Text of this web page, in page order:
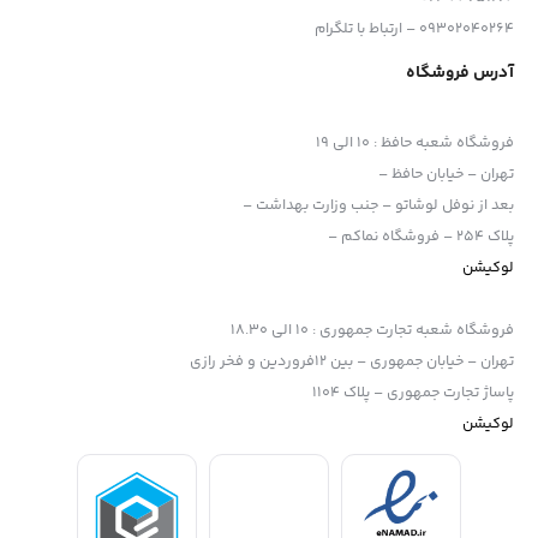
و طولانی‌تر پشتیبانی می‌شود.
ضبط کننده یا مانیتور خارجی استفاده کرد.
می‌برند که می‌تواند با دوربین‌های سینمای حرفه‌ای رقابت کند.
09302040264 – ارتباط با تلگرام
آدرس فروشگاه
فروشگاه شعبه حافظ: 10 الی 19
تهران – خیابان حافظ –
بعد از نوفل لوشاتو – جنب وزارت بهداشت –
پلاک 254 – فروشگاه نماکم –
لوکیشن
فروشگاه شعبه تجارت جمهوری : 10 الی 18.30
تهران – خیابان جمهوری – بین 12فروردین و فخر رازی
پاساژ تجارت جمهوری – پلاک 1104
لوکیشن